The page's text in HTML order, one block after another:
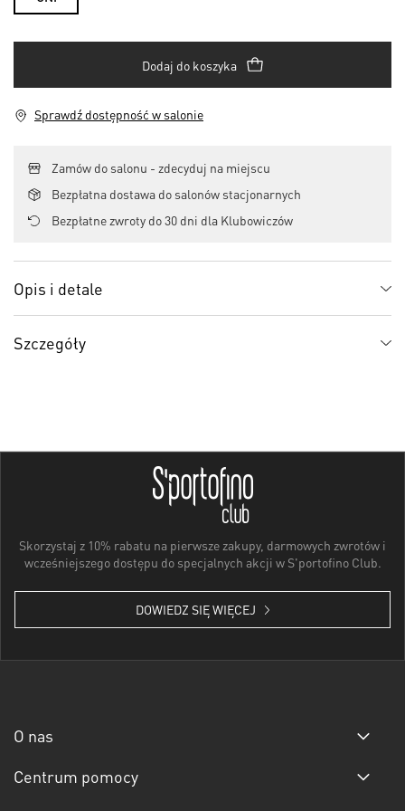
Dodaj do koszyka
Sprawdź dostępność w salonie
Zamów do salonu - zdecyduj na miejscu
Bezpłatna dostawa do salonów stacjonarnych
Bezpłatne zwroty do 30 dni dla Klubowiczów
Opis i detale
Szczegóły
Skorzystaj z 10% rabatu na pierwsze zakupy, darmowych zwrotów i
wcześniejszego dostępu do specjalnych akcji w S'portofino Club.
DOWIEDZ SIĘ WIĘCEJ
O nas
Centrum pomocy